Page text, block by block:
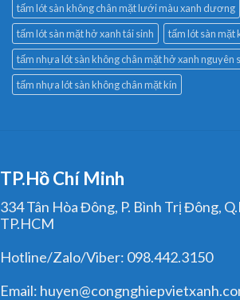
tấm lót sàn không chân mặt lưới màu xanh dương
tấm lót sàn mặt hở xanh tái sinh
tấm lót sàn mặt
tấm nhựa lót sàn không chân mặt hở xanh nguyên
tấm nhựa lót sàn không chân mặt kín
TP.Hồ Chí Minh
334 Tân Hòa Đông, P. Bình Trị Đông,
TP.HCM
Hotline/Zalo/Viber: 098.442.3150
Email: